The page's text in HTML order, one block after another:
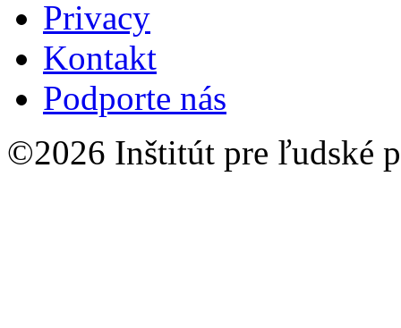
Privacy
Kontakt
Podporte nás
©2026 Inštitút pre ľudské